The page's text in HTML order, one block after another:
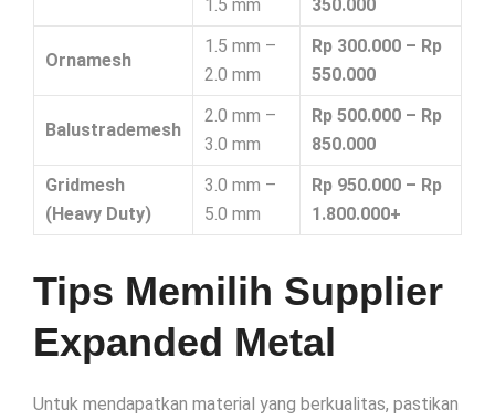
1.5 mm
350.000
Ornamesh
1.5 mm –
2.0 mm
Rp 300.000 – Rp
550.000
Balustrademesh
2.0 mm –
3.0 mm
Rp 500.000 – Rp
850.000
Gridmesh
(Heavy Duty)
3.0 mm –
5.0 mm
Rp 950.000 – Rp
1.800.000+
Tips Memilih Supplier
Expanded Metal
Untuk mendapatkan material yang berkualitas, pastikan